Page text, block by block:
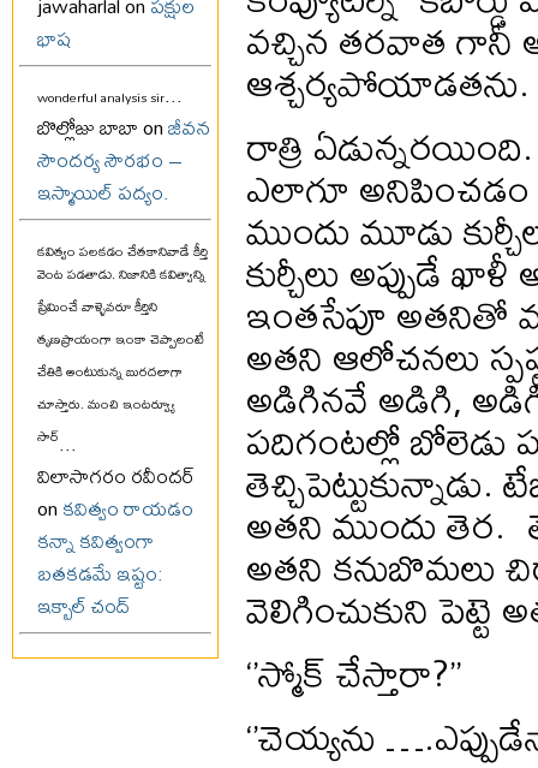
భాష
wonderful analysis sir...
బొల్లోజు బాబా onజీవన
సౌందర్య సౌరభం –
ఇస్మాయిల్ పద్యం.
కవిత్వం పలకడం చేతకానివాడే కీర్తి
వెంట పడతాడు. నిజానికి కవిత్వాన్ని
ప్రేమించే వాళ్ళెవరూ కీర్తిని
తృణప్రాయంగా ఇంకా చెప్పాలంటే
చేతికి అంటుకున్న బురదలాగా
చూస్తారు. మంచి ఇంటర్వ్యూ
సార్...
విలాసాగరం రవీందర్
onకవిత్వం రాయడం
కన్నా కవిత్వంగా
బతకడమే ఇష్టం:
ఇక్బాల్ చంద్
వచ్చిన తరవాత గానీ
ఆశ్చర్యపోయాడతను.
రాత్రి
ఎలాగూ అనిపించడం
ముందు మూడు
కుర్చీలు అప్పుడే
ఇంతసేపూ అతనితో
అతని ఆలోచనలు
అడిగినవే అడిగి,
పదిగంటల్లో బోలెడు
తెచ్చిపెట్టుకున్నాడు.
అతని ముందు తెర.
అతని కనుబొమలు
వెలిగించుకుని పెట్టె
‘’స్మోక్ చేస్తారా?’’
‘’చెయ్యను